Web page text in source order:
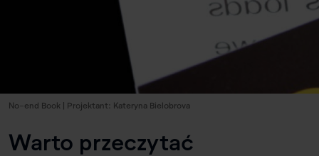
No-end Book | Projektant: Kateryna Bielobrova
Warto przeczytać